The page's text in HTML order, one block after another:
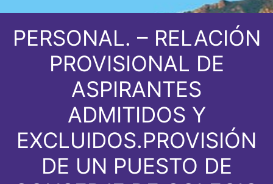
PERSONAL. – RELACIÓN
PROVISIONAL DE
ASPIRANTES
ADMITIDOS Y
EXCLUIDOS.PROVISIÓN
DE UN PUESTO DE